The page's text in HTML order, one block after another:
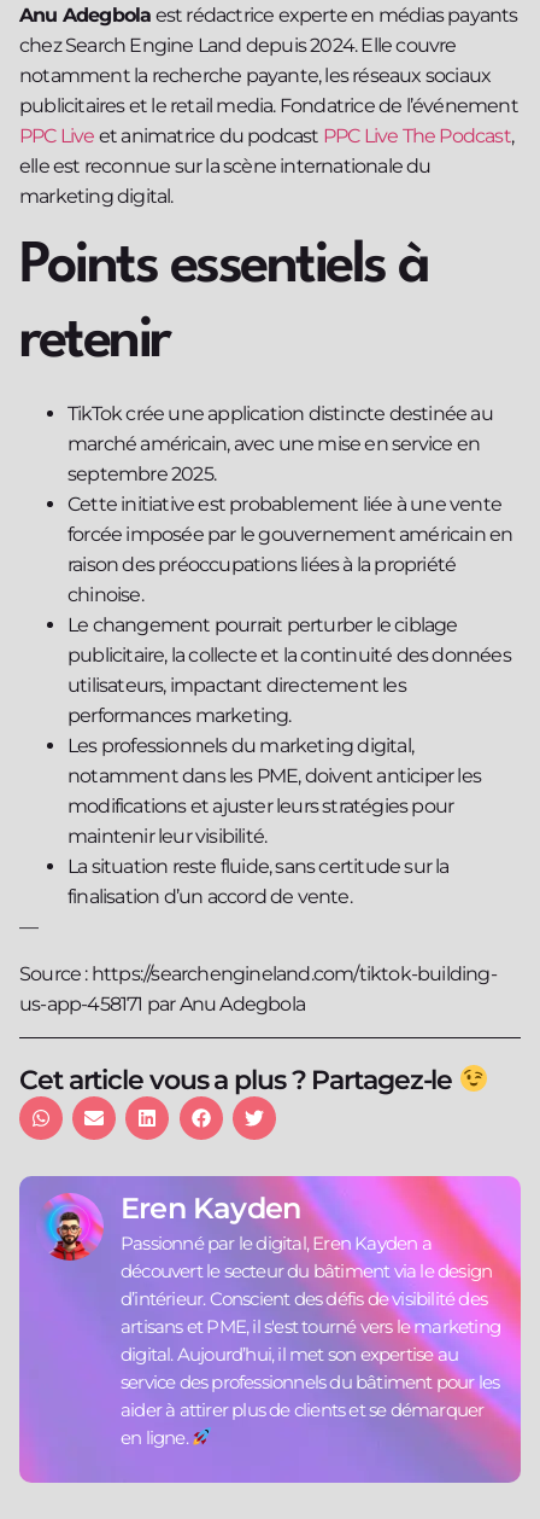
Anu Adegbola est rédactrice experte en médias payants
chez Search Engine Land depuis 2024. Elle couvre
notamment la recherche payante, les réseaux sociaux
publicitaires et le retail media. Fondatrice de l’événement
PPC Live et animatrice du podcast PPC Live The Podcast,
elle est reconnue sur la scène internationale du
marketing digital.
Points essentiels à
retenir
TikTok crée une application distincte destinée au
marché américain, avec une mise en service en
septembre 2025.
Cette initiative est probablement liée à une vente
forcée imposée par le gouvernement américain en
raison des préoccupations liées à la propriété
chinoise.
Le changement pourrait perturber le ciblage
publicitaire, la collecte et la continuité des données
utilisateurs, impactant directement les
performances marketing.
Les professionnels du marketing digital,
notamment dans les PME, doivent anticiper les
modifications et ajuster leurs stratégies pour
maintenir leur visibilité.
La situation reste fluide, sans certitude sur la
finalisation d’un accord de vente.
—
Source : https://searchengineland.com/tiktok-building-
us-app-458171 par Anu Adegbola
Cet article vous a plus ? Partagez-le
Eren Kayden
Passionné par le digital, Eren Kayden a
découvert le secteur du bâtiment via le design
d’intérieur. Conscient des défis de visibilité des
artisans et PME, il s'est tourné vers le marketing
digital. Aujourd’hui, il met son expertise au
service des professionnels du bâtiment pour les
aider à attirer plus de clients et se démarquer
en ligne.